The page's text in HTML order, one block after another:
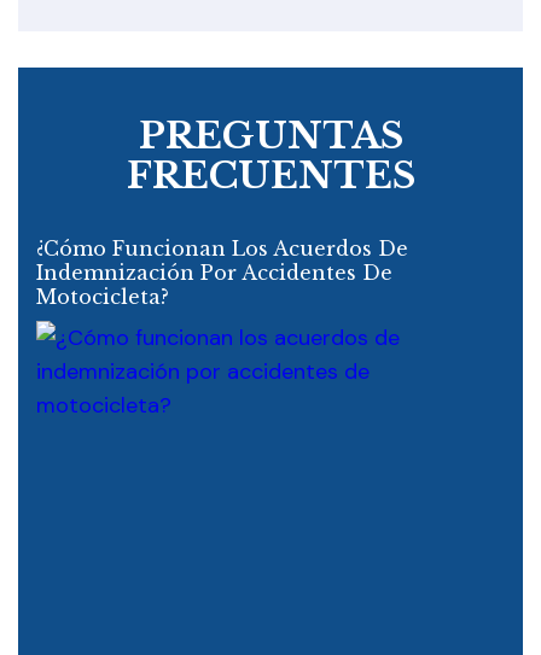
PREGUNTAS
FRECUENTES
¿Cómo Funcionan Los Acuerdos De
Indemnización Por Accidentes De
Motocicleta?